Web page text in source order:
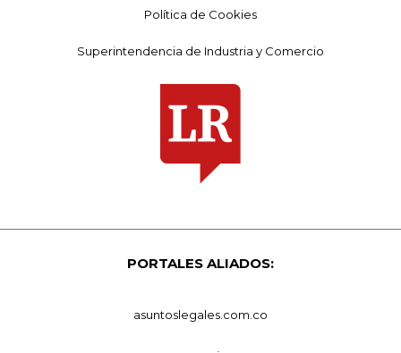
Política de Cookies
Superintendencia de Industria y Comercio
PORTALES ALIADOS:
asuntoslegales.com.co